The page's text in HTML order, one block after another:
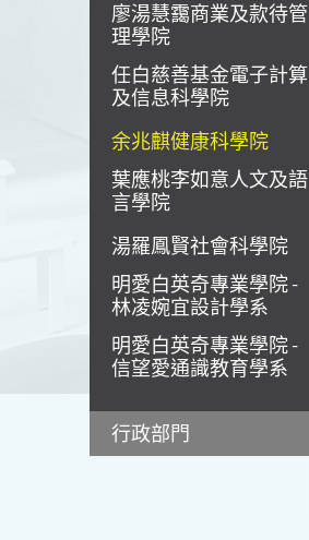
廖湯慧靄商業及款待管
理學院
任白慈善基金電子計算
及信息科學院
余兆麒健康科學院
葉應桃李如意人文及語
言學院
湯羅鳳賢社會科學院
明愛白英奇專業學院 -
林凌婉宜設計學系
明愛白英奇專業學院 -
信望愛通識教育學系
行政部門